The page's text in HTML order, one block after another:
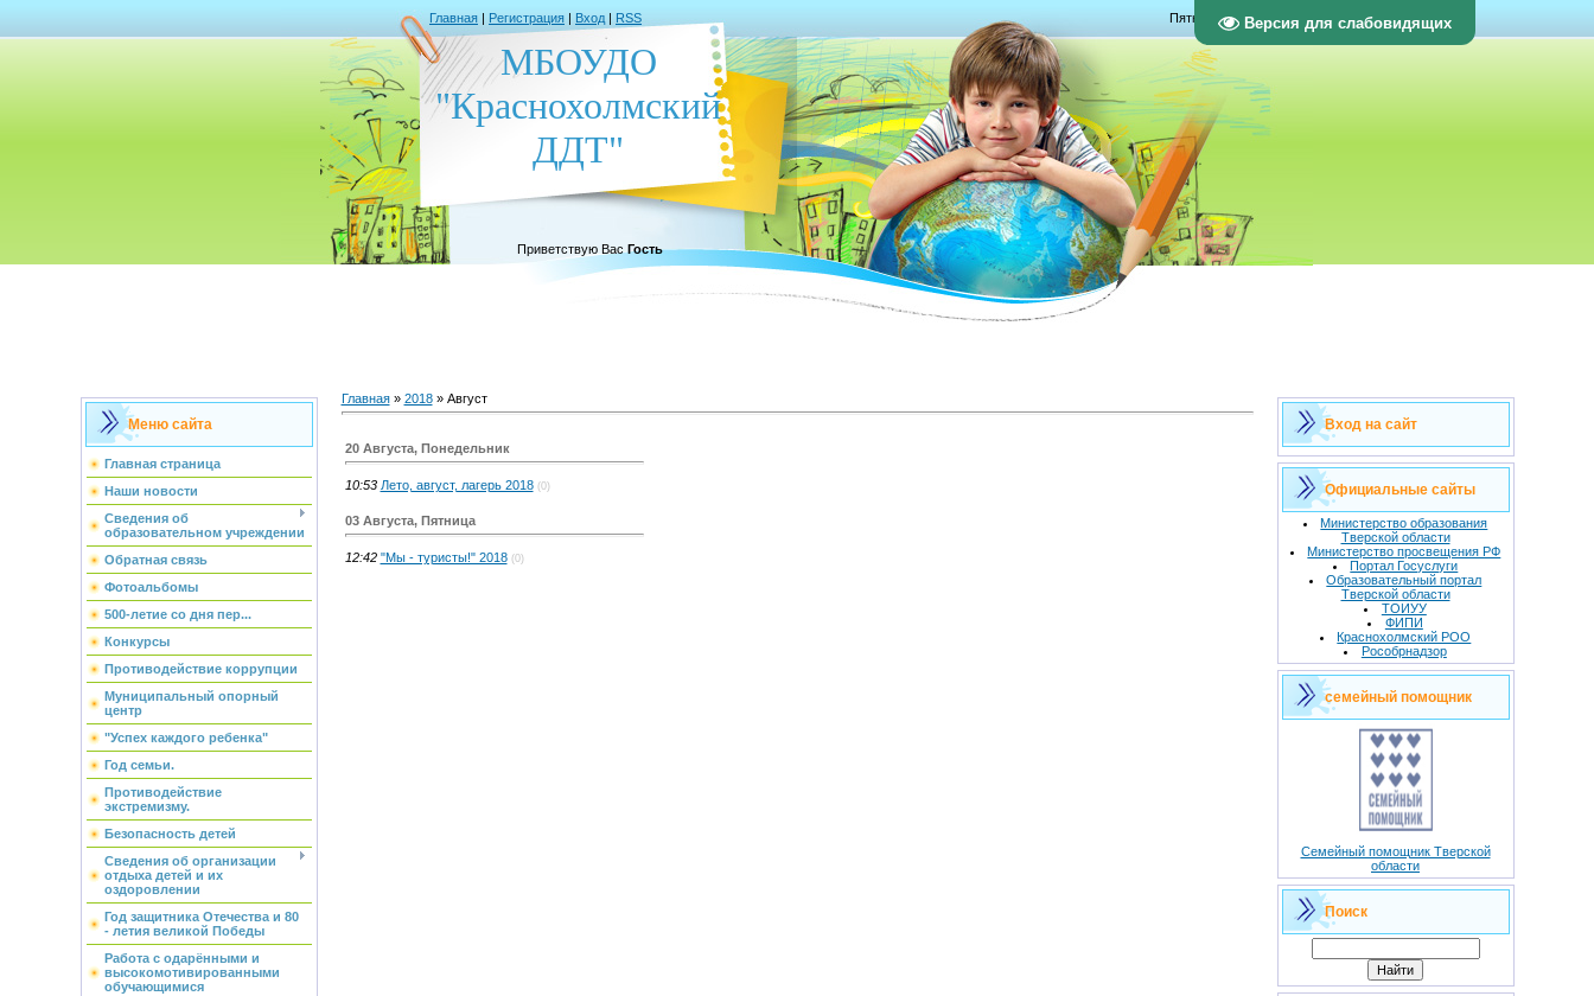
Версия для слабовидящих
Главная | Регистрация | Вход | RSS Пятница, 07.08.2026, 02:05
МБОУДО
"Краснохолмский
ДДТ"
Приветствую Вас Гость
Меню сайта
Главная страница
Наши новости
Сведения об
образовательном учреждении
Обратная связь
Фотоальбомы
500-летие со дня пер...
Конкурсы
Противодействие коррупции
Муниципальный опорный
центр
"Успех каждого ребенка"
Год семьи.
Противодействие
экстремизму.
Безопасность детей
Сведения об организации
отдыха детей и их
оздоровлении
Год защитника Отечества и 80
- летия великой Победы
Работа с одарёнными и
высокомотивированными
обучающимися
Главная» 2018 » Август
20 Августа, Понедельник
10:53 Лето, август, лагерь 2018 (0)
03 Августа, Пятница
12:42 "Мы - туристы!" 2018 (0)
Вход на сайт
Официальные сайты
Министерство образования
Тверской области
Министерство просвещения РФ
Портал Госуслуги
Образовательный портал
Тверской области
ТОИУУ
ФИПИ
Краснохолмский РОО
Рособрнадзор
семейный помощник
Семейный помощник Тверской
области
Поиск